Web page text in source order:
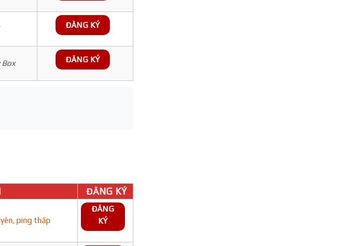
ĐĂNG KÝ
Box ĐĂNG KÝ
ĐĂNG KÝ
ping thấp
ĐĂNG
KÝ